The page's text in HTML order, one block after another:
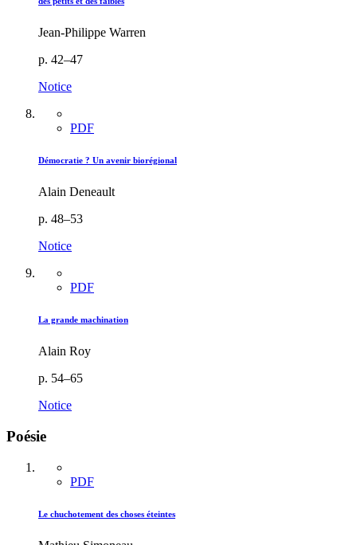
Jean-Philippe Warren
p. 42–47
Notice
PDF
Démocratie ? Un avenir biorégional
Alain Deneault
p. 48–53
Notice
PDF
La grande machination
Alain Roy
p. 54–65
Notice
Poésie
PDF
Le chuchotement des choses éteintes